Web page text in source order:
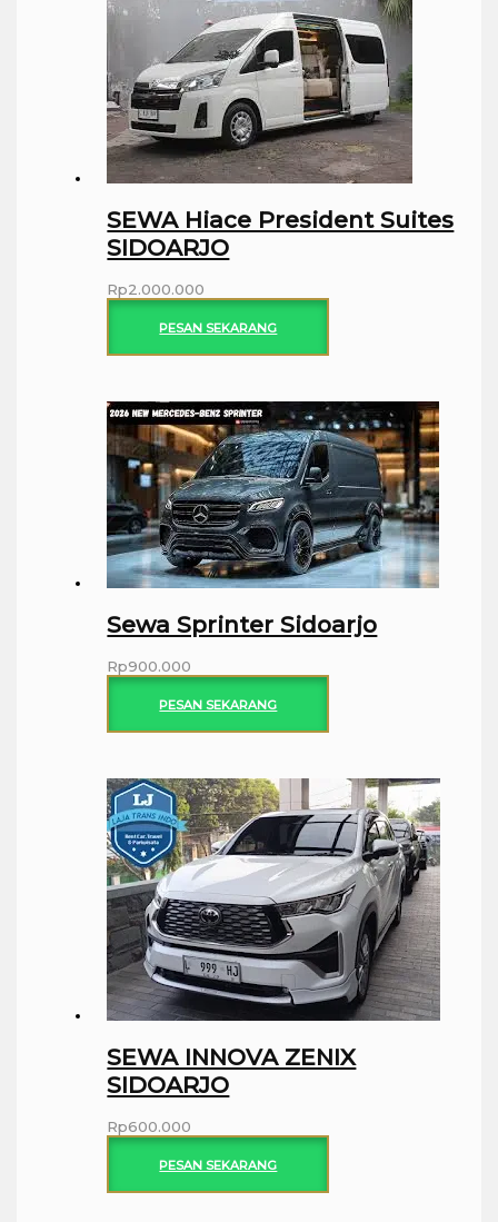
SEWA Hiace President Suites
SIDOARJO
Rp2.000.000
PESAN SEKARANG
Sewa Sprinter Sidoarjo
Rp900.000
PESAN SEKARANG
SEWA INNOVA ZENIX
SIDOARJO
Rp600.000
PESAN SEKARANG